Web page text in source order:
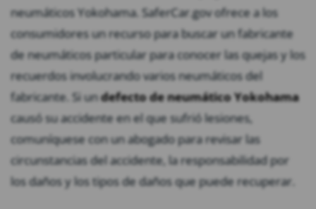
neumáticos Yokohama. SaferCar.gov ofrece a los
consumidores un recurso para buscar un fabricante
de neumáticos particular para conocer las quejas y los
recuerdos involucrando varios neumáticos del
fabricante. Si undefecto de neumático Yokohama
causó su accidente en el que sufrió lesiones,
comuníquese con un abogado para revisar las
circunstancias del accidente, la responsabilidad por
los daños y los tipos de daños que puede recuperar.